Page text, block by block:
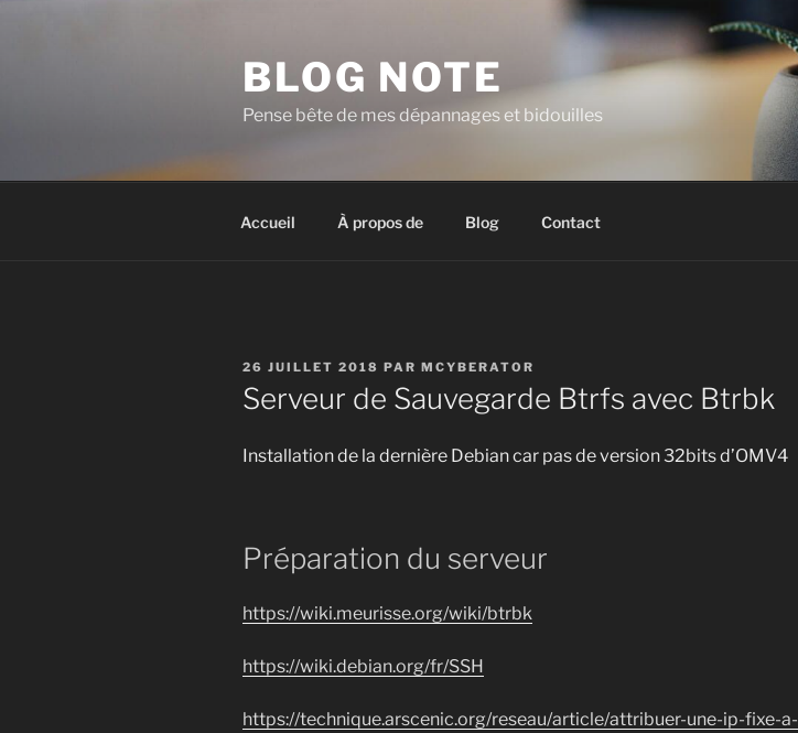
BLOG NOTE
Pense bête de mes dépannages et bidouilles
Accueil À propos de Blog Contact
PUBLIÉ
LE
26 JUILLET 2018 PAR MCYBERATOR
Serveur de Sauvegarde Btrfs avec Btrbk
Installation de la dernière Debian car pas de version 32bits d’OMV4
Préparation du serveur
https://wiki.meurisse.org/wiki/btrbk
https://wiki.debian.org/fr/SSH
https://technique.arscenic.org/reseau/article/attribuer-une-ip-fixe-a-